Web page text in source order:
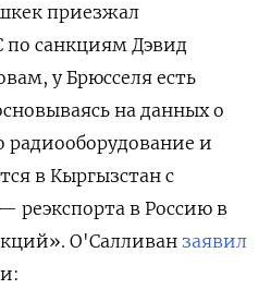
приезжал
по санкциям Дэвид
у Брюсселя есть
на данных о
радиооборудование и
в Кыргызстан с
реэкспорта в Россию в
О'Салливан заявил